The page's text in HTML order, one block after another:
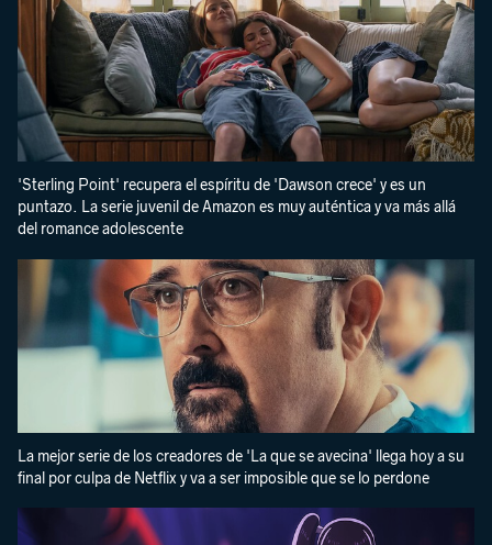
'Sterling Point' recupera el espíritu de 'Dawson crece' y es un
puntazo. La serie juvenil de Amazon es muy auténtica y va más allá
del romance adolescente
La mejor serie de los creadores de 'La que se avecina' llega hoy a su
final por culpa de Netflix y va a ser imposible que se lo perdone